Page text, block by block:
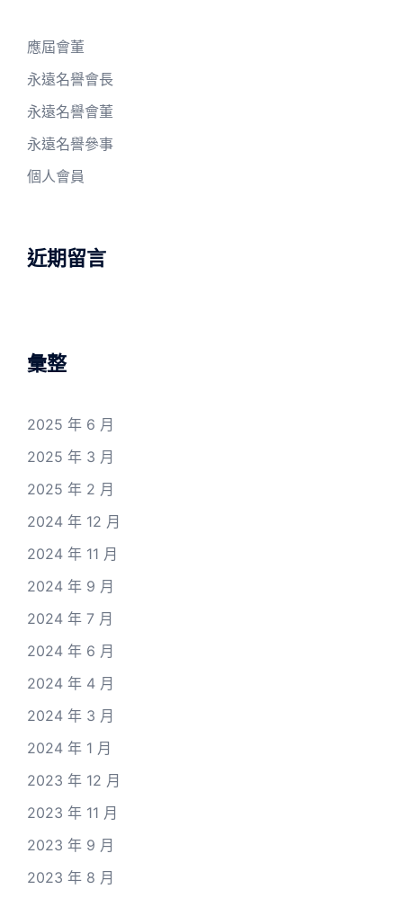
應屆會董
永遠名譽會長
永遠名譽會董
永遠名譽參事
個人會員
近期留言
彙整
2025 年 6 月
2025 年 3 月
2025 年 2 月
2024 年 12 月
2024 年 11 月
2024 年 9 月
2024 年 7 月
2024 年 6 月
2024 年 4 月
2024 年 3 月
2024 年 1 月
2023 年 12 月
2023 年 11 月
2023 年 9 月
2023 年 8 月